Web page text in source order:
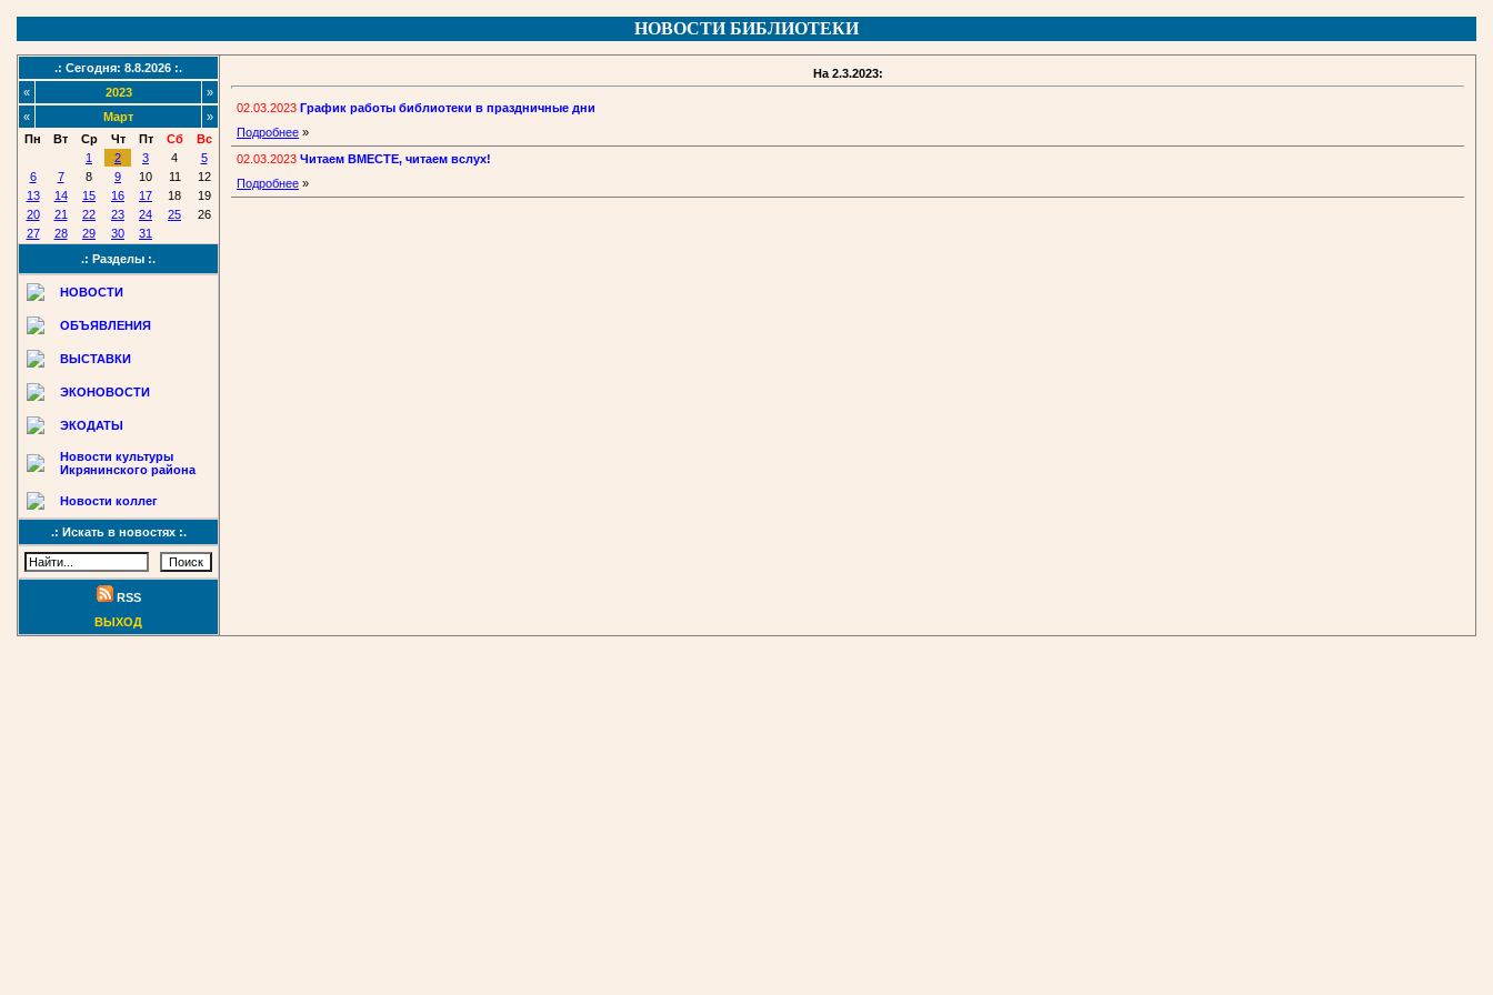
НОВОСТИ БИБЛИОТЕКИ
.: Сегодня: 8.8.2026 :.
«
2023
»
«
Март
»
Пн
Вт Ср Чт Пт Сб
Вс
1
2 3 4
5
6
7 8 9 10 11
12
13
14 15 16 17 18
19
20
21 22 23 24 25
26
27
28 29 30
31
.: Разделы :.
НОВОСТИ
ОБЪЯВЛЕНИЯ
ВЫСТАВКИ
ЭКОНОВОСТИ
ЭКОДАТЫ
Новости культуры
Икрянинского района
Новости коллег
.: Искать в новостях :.
RSS
ВЫХОД
На 2.3.2023:
02.03.2023 График работы библиотеки в праздничные дни
Подробнее »
02.03.2023 Читаем ВМЕСТЕ, читаем вслух!
Подробнее »